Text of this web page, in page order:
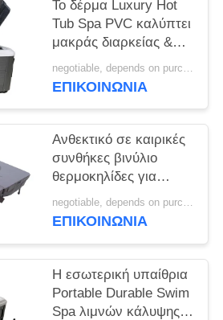
Το δέρμα Luxury Hot
Tub Spa PVC καλύπτει
μακράς διαρκείας &
τον ειδικό για Acrylic
Spa
negotiable, depends on purchase volume MOQ:10 ~ 100 σύνολο
ΕΠΙΚΟΙΝΩΝΊΑ
Ανθεκτικό σε καιρικές
συνθήκες βινύλιο
θερμοκηλίδες για
κατοικίες πάχος 7cm
negotiable, depends on purchase volume MOQ:10 ~ 100 σύνολο
ΕΠΙΚΟΙΝΩΝΊΑ
Η εσωτερική υπαίθρια
Portable Durable Swim
Spa λιμνών κάλυψης